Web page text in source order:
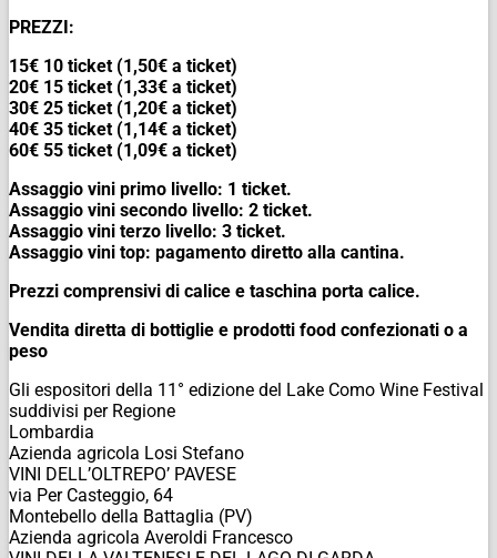
PREZZI:
15€ 10 ticket (1,50€ a ticket)
20€ 15 ticket (1,33€ a ticket)
30€ 25 ticket (1,20€ a ticket)
40€ 35 ticket (1,14€ a ticket)
60€ 55 ticket (1,09€ a ticket)
Assaggio vini primo livello: 1 ticket.
Assaggio vini secondo livello: 2 ticket.
Assaggio vini terzo livello: 3 ticket.
Assaggio vini top: pagamento diretto alla cantina.
Prezzi comprensivi di calice e taschina porta calice.
Vendita diretta di bottiglie e prodotti food confezionati o a
peso
Gli espositori della 11° edizione del Lake Como Wine Festival
suddivisi per Regione
Lombardia
Azienda agricola Losi Stefano
VINI DELL’OLTREPO’ PAVESE
via Per Casteggio, 64
Montebello della Battaglia (PV)
Azienda agricola Averoldi Francesco